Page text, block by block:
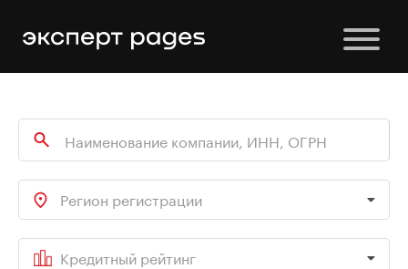
Регион регистрации
Кредитный рейтинг